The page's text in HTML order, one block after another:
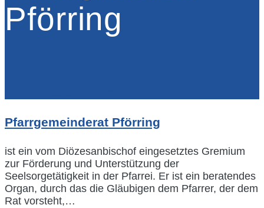
Pförring
Pfarrgemeinderat Pförring
ist ein vom Diözesanbischof eingesetztes Gremium
zur Förderung und Unterstützung der
Seelsorgetätigkeit in der Pfarrei. Er ist ein beratendes
Organ, durch das die Gläubigen dem Pfarrer, der dem
Rat vorsteht,…